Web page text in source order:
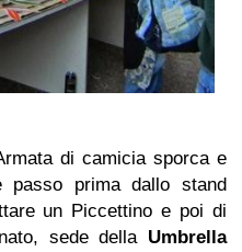
di camicia sporca e
passo prima dallo stand
un Piccettino e poi di
sede della Umbrella